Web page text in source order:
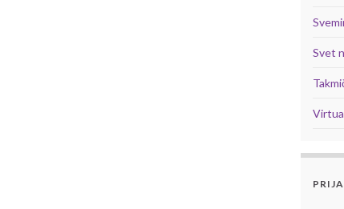
Svet